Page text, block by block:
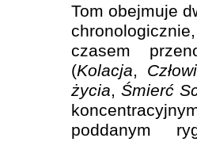
Tom obejmuje
czasem
(Kolacja,
życia,Śmierć
poddanym